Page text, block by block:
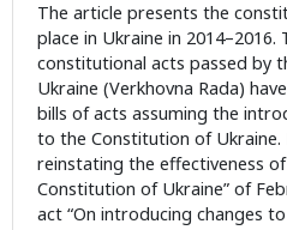
The article presents the
place in Ukraine in
constitutional acts passed by
Ukraine (Verkhovna Rada)
bills of acts assuming the
to the Constitution of Ukraine.
reinstating the effectiveness
Constitution of Ukraine” of
act “On introducing changes